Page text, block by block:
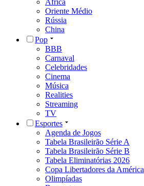
Oriente Médio
Rússia
China
Pop
BBB
Carnaval
Celebridades
Cinema
Música
Realities
Streaming
TV
Esportes
Agenda de Jogos
Tabela Brasileirão Série A
Tabela Brasileirão Série B
Tabela Eliminatórias 2026
Copa Libertadores da América
Olimpíadas